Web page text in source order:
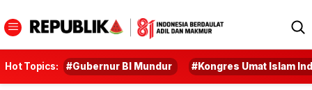
Hot Topics: #Gubernur BI Mundur #Kongres Umat Islam